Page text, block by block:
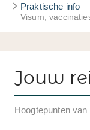
Praktische info
Visum,
Jouw
Hoogtepunten